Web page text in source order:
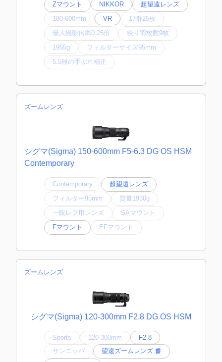
Zマウント NIKKOR
超望遠レンズ
180-600mm
VR
17群25枚
最大撮影倍率0.25倍
絞り羽枚数9枚
1955g
フィルターサイズ95mm
5.5段の手ぶれ補正
ズームレンズ
シグマ(Sigma) 150-600mm F5-6.3 DG OS HSM
Contemporary
Contemporary
超望遠レンズ
フィルター95mm
質量1930g
一眼レフ用レンズ
SAマウント
Fマウント
EFマウント
ズームレンズ
シグマ(Sigma) 120-300mm F2.8 DG OS HSM
Sports 120-300mm
F2.8
サンニッパ
望遠ズームレンズ 📙